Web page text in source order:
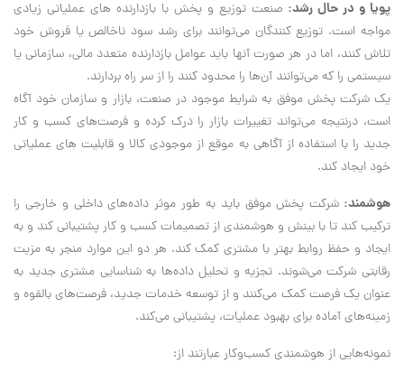
پویا و در حال رشد: صنعت توزیع و پخش با بازدارنده های عملیاتی زیادی
مواجه است. توزیع کنندگان می‌توانند برای رشد سود ناخالص یا فروش خود
تلاش کنند، اما در هر صورت آنها باید عوامل بازدارنده متعدد مالی، سازمانی یا
سیستمی را که می‌توانند آن‌ها را محدود کنند را از سر راه بردارند.
یک شرکت پخش موفق به شرایط موجود در صنعت، بازار و سازمان خود آگاه
است، درنتیجه می‌تواند تغییرات بازار را درک کرده و فرصت‌های کسب و کار
جدید را با استفاده از آگاهی به موقع از موجودی کالا و قابلیت های عملیاتی
خود ایجاد کند.
هوشمند: شرکت پخش موفق باید به طور موثر داده‌های داخلی و خارجی را
ترکیب کند تا با بینش و هوشمندی از تصمیمات کسب و کار پشتیبانی کند و به
ایجاد و حفظ روابط بهتر با مشتری کمک کند. هر دو این موارد منجر به مزیت
رقابتی شرکت می‌شوند. تجزیه و تحلیل داده‌ها به شناسایی مشتری جدید به
عنوان یک فرصت کمک می‌کنند و از توسعه خدمات جدید، فرصت‌های بالقوه و
زمینه‌های آماده برای بهبود عملیات، پشتیبانی می‌کند.
نمونه‌هایی از هوشمندی کسب‌وکار عبارتند از: